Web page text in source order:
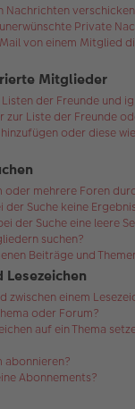
Nachrichten
Private
von einem Mitglied
Mitglieder
der Freunde und
zur Liste der Freunde
oder diese
oder mehrere Foren
Suche keine
der Suche eine leere
suchen?
Beiträge und
zwischen einem
oder Forum?
auf ein Thema
abonnieren?
Abonnements?